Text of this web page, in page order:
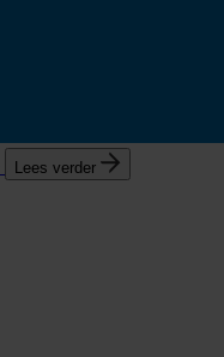
Lees verder